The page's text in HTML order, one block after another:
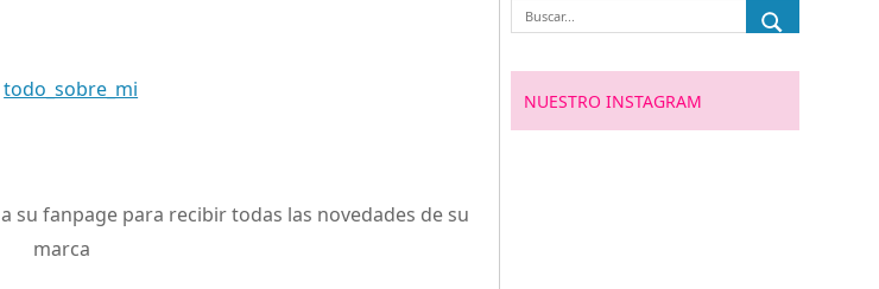
su fanpage para recibir todas las novedades de su
marca
NUESTRO INSTAGRAM